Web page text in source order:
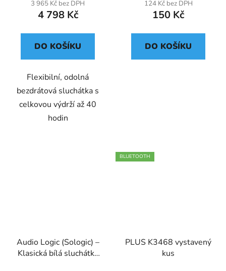
3 965 Kč bez DPH
4 798 Kč
DO KOŠÍKU
Flexibilní, odolná
bezdrátová sluchátka s
celkovou výdrží až 40
hodin
124 Kč bez DPH
150 Kč
DO KOŠÍKU
Audio Logic (Sologic) –
Klasická bílá sluchátka
BLUETOOTH
PLUS K3468 vystavený
kus